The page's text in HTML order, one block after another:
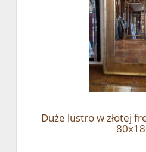
Duże lustro w złotej